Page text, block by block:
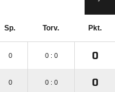
Sp. Torv. Pkt.
0 0 : 0 0
0 0 : 0 0